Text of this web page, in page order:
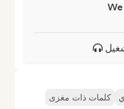
كلمات ذات مغزى